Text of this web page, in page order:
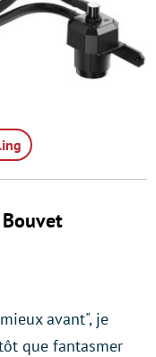
avant", je
que fantasmer